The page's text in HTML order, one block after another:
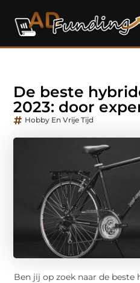
De beste
2023: door
Hobby En Vrije Tijd
Ben jij op zoek naar de beste